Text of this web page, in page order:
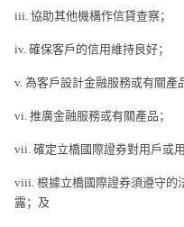
iii. 協助其他機構作信貸查察；
iv. 確保客戶的信用維持良好；
v. 為客戶設計金融服務或有關產
vi. 推廣金融服務或有關產品；
vii. 確定立橋國際證券對用戶或
viii. 根據立橋國際證券須遵守的
露；及